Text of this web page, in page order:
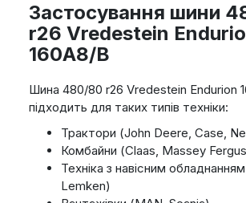
Застосування шини
r26 Vredestein
160A8/B
Шина 480/80 r26 Vredestein Endurion
підходить для таких типів техніки:
Трактори (John Deere, Case,
Комбайни (Claas, Massey
Техніка з навісним
Lemken)